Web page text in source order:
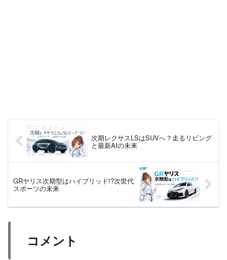
次期レクサスLSはSUVへ？走るリビング
と最新AIの未来
GRヤリス次期型はハイブリッド!?次世代
スポーツの未来
コメント